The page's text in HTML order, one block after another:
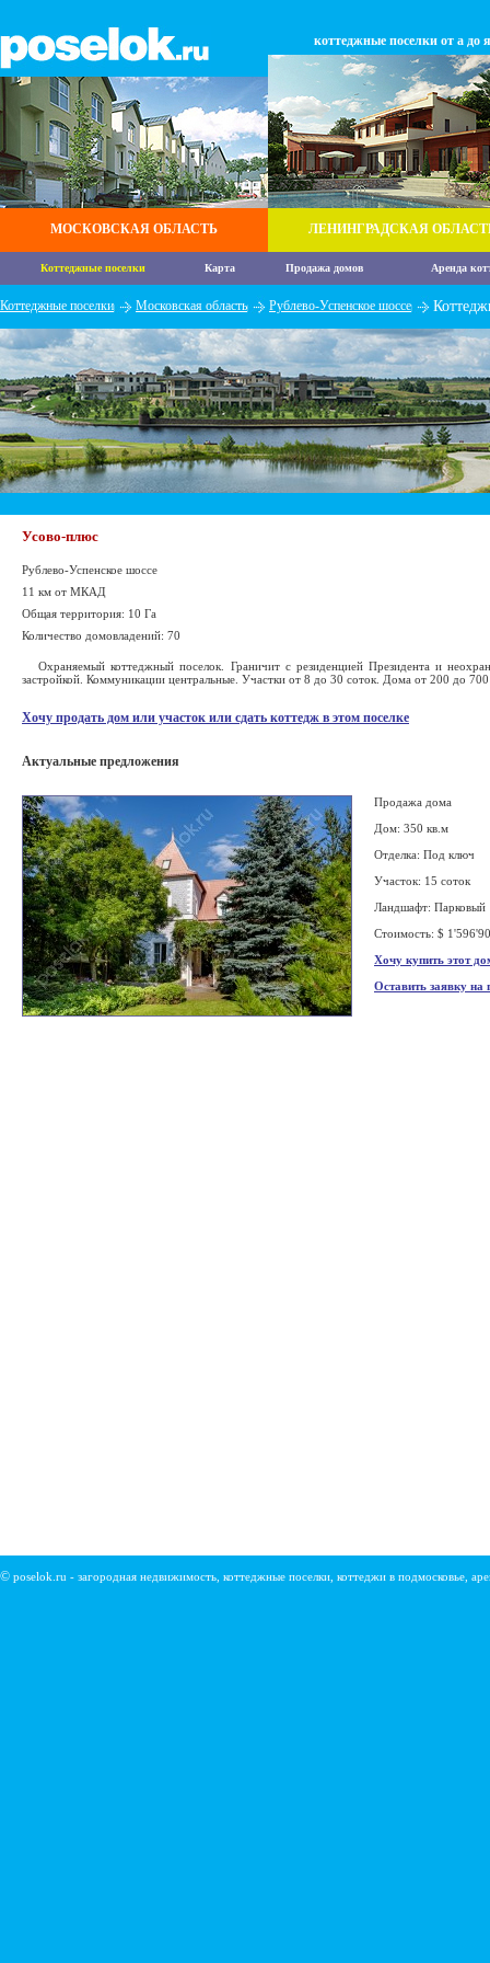
МОСКОВСКАЯ ОБЛАСТЬ
коттеджные поселки от а до я
ЛЕНИНГРАДСКАЯ
Коттеджные поселки Карта Продажа домов Аренда
Коттеджные поселки Московская область Рублево-Успенское шоссе
Усово-плюс
Рублево-Успенское шоссе
11 км от МКАД
Общая территория: 10 Га
Количество домовладений: 70
Охраняемый коттеджный поселок. Граничит с резиденцией Президента и
застройкой. Коммуникации центральные. Участки от 8 до 30 соток. Дома от 200 до
Хочу продать дом или участок или сдать коттедж в этом поселке
Актуальные предложения
Продажа дома
Дом: 350 кв.м
Отделка: Под ключ
Участок: 15 соток
Ландшафт: Парковый
Стоимость: $
Хочу купить этот
Оставить заявку на
© poselok.ru - загородная недвижимость, коттеджные поселки, коттеджи в подмосковье,